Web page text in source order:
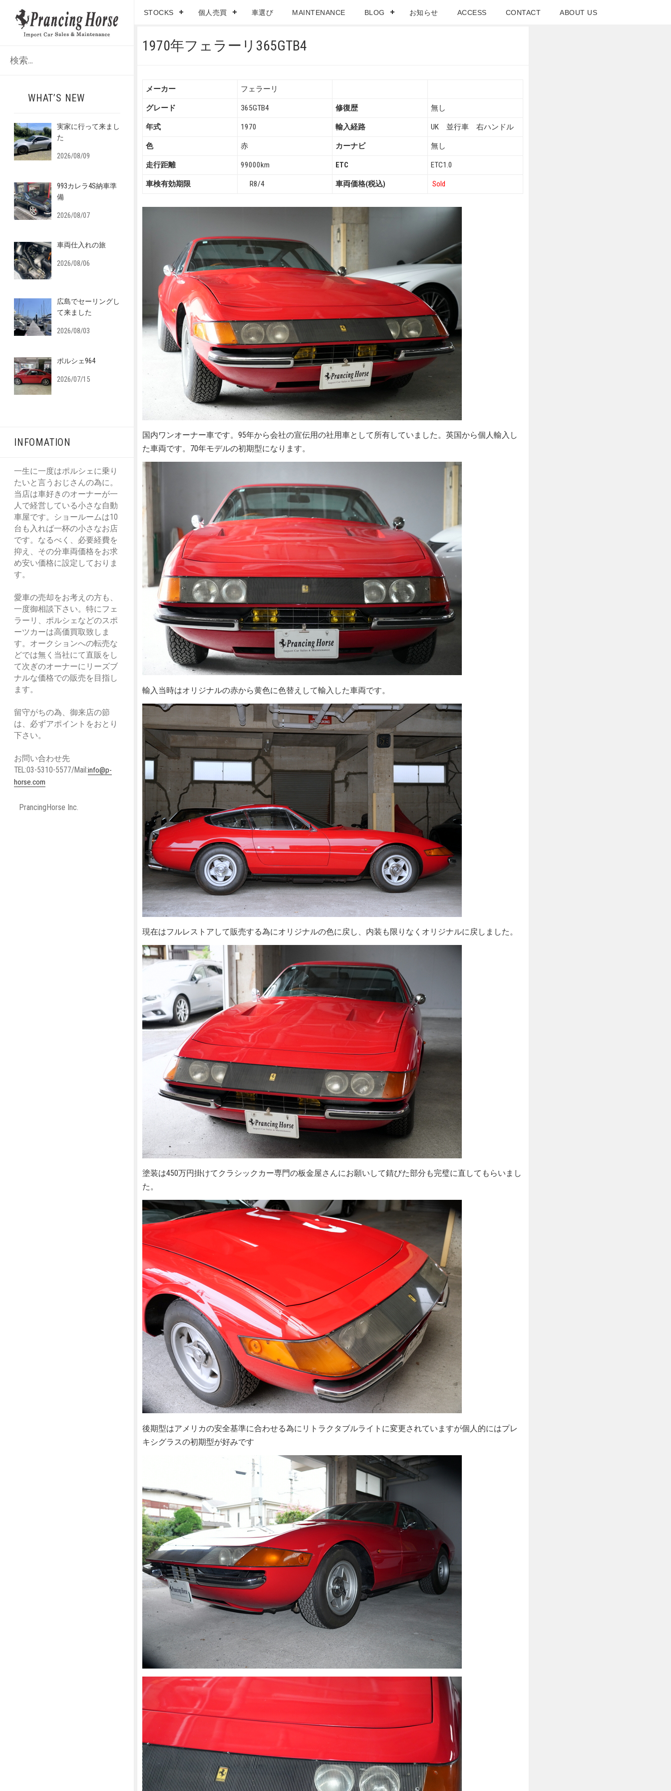
WHAT’S NEW
実家に行って来まし
た
2026/08/09
993カレラ4S納車準
備
2026/08/07
車両仕入れの旅
2026/08/06
広島でセーリングし
て来ました
2026/08/03
ポルシェ964
2026/07/15
INFOMATION
一生に一度はポルシェに乗り
たいと言うおじさんの為に。
当店は車好きのオーナーが一
人で経営している小さな自動
車屋です。ショールームは10
台も入れば一杯の小さなお店
です。なるべく、必要経費を
抑え、その分車両価格をお求
め安い価格に設定しておりま
す。
愛車の売却をお考えの方も、
一度御相談下さい。特にフェ
ラーリ、ポルシェなどのスポ
ーツカーは高価買取致しま
す。オークションへの転売な
どでは無く当社にて直販をし
て次ぎのオーナーにリーズブ
ナルな価格での販売を目指し
ます。
留守がちの為、御来店の節
は、必ずアポイントをおとり
下さい。
お問い合わせ先
TEL:03-5310-5577/Mail:info@p-
horse.com
PrancingHorse Inc.
STOCKS 個人売買 車選び MAINTENANCE BLOG お知らせ ACCESS CONTACT ABOUT US
1970年フェラーリ365GTB4
メーカー フェラーリ
グレード 365GTB4 修復歴 無し
年式 1970 輸入経路 UK 並行車 右ハンドル
色 赤 カーナビ 無し
走行距離 99000km ETC ETC1.0
車検有効期限 R8/4 車両価格(税込) Sold
国内ワンオーナー車です。95年から会社の宣伝用の社用車として所有していました。英国から個人輸入し
た車両です。70年モデルの初期型になります。
輸入当時はオリジナルの赤から黄色に色替えして輸入した車両です。
現在はフルレストアして販売する為にオリジナルの色に戻し、内装も限りなくオリジナルに戻しました。
塗装は450万円掛けてクラシックカー専門の板金屋さんにお願いして錆びた部分も完璧に直してもらいまし
た。
後期型はアメリカの安全基準に合わせる為にリトラクタブルライトに変更されていますが個人的にはプレ
キシグラスの初期型が好みです